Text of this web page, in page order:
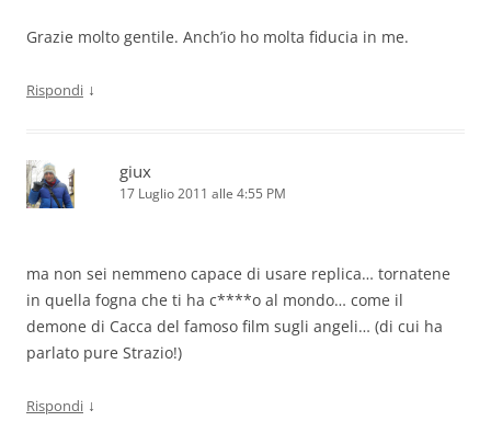
Grazie molto gentile. Anch’io ho molta fiducia in me.
Rispondi ↓
giux
17 Luglio 2011 alle 4:55 PM
ma non sei nemmeno capace di usare replica… tornatene
in quella fogna che ti ha c****o al mondo… come il
demone di Cacca del famoso film sugli angeli… (di cui ha
parlato pure Strazio!)
Rispondi ↓